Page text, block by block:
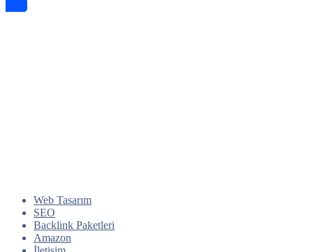
Web Tasarım
SEO
Backlink Paketleri
Amazon